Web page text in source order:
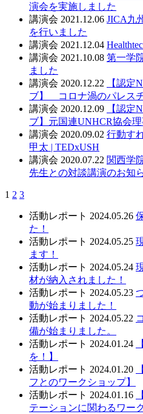
演会を実施しました
講演会 2021.12.06 JICA九
を行いました
講演会 2021.12.04
講演会 2021.10.08 第一学
ました
講演会 2020.12.22
【認定
ブ】 コロナ渦のパレス
講演会 2020.12.09
【認定
ブ】元国連UNHCR協会
講演会 2020.09.02 行動す
甲太 | TEDxUSH
講演会 2020.07.22 関西学
先生との対談講演のお知
1 2 3
活動レポート 2024.05.26
た！
活動レポート 2024.05.25
ます！
活動レポート 2024.05.24
材が納入されました！
活動レポート 2024.05.23
動が始まりました！
活動レポート 2024.05.22
備が始まりました。
活動レポート 2024.01.24
を！】
活動レポート 2024.01.20
フとのワークショップ】
活動レポート 2024.01.16
テーションに関わるワー